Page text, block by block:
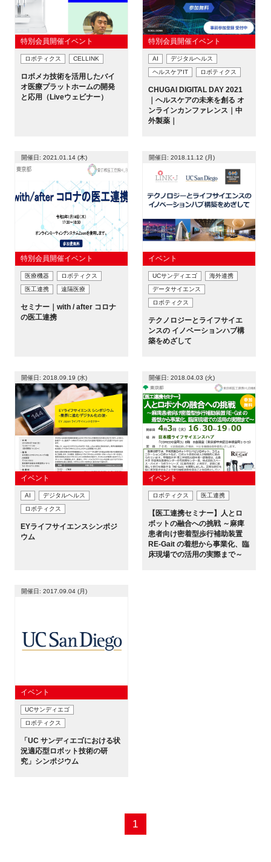
特別会員開催イベント
ロボティクス CELLINK
ロボメカ技術を活用したバイ
オ医療プラットホームの開発
と応用（Liveウェビナー）
特別会員開催イベント
AI
デジタルヘルス
ヘルスケアIT
ロボティクス
CHUGAI DIGITAL DAY 2021
｜ヘルスケアの未来を創る オ
ンラインカンファレンス｜中
外製薬｜
開催日: 2021.01.14 (木)
特別会員開催イベント
医療機器
ロボティクス
医工連携
遠隔医療
セミナー｜with / after コロナ
の医工連携
開催日: 2018.11.12 (月)
イベント
UCサンディエゴ
海外連携
データサイエンス
ロボティクス
テクノロジーとライフサイエ
ンスの イノベーションハブ構
築をめざして
開催日: 2018.09.19 (水)
イベント
AI
デジタルヘルス
ロボティクス
EYライフサイエンスシンポジ
ウム
開催日: 2018.04.03 (火)
イベント
ロボティクス 医工連携
【医工連携セミナー】人とロ
ボットの融合への挑戦 ～麻痺
患者向け密着型歩行補助装置
RE-Gait の着想から事業化、臨
床現場での活用の実際まで～
開催日: 2017.09.04 (月)
イベント
UCサンディエゴ
ロボティクス
「UC サンディエゴにおける状
況適応型ロボット技術の研
究」シンポジウム
1